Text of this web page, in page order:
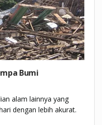
Bumi
alam lainnya yang
dengan lebih akurat.